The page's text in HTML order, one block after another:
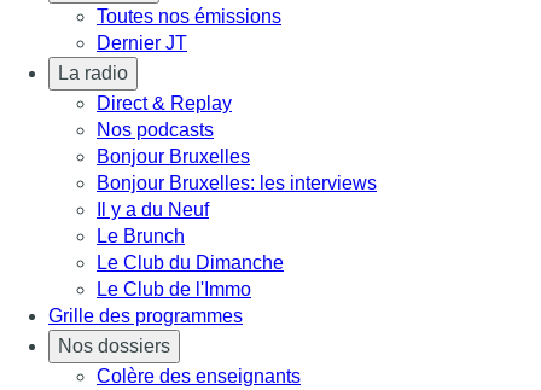
Toutes nos émissions
Dernier JT
La radio
Direct & Replay
Nos podcasts
Bonjour Bruxelles
Bonjour Bruxelles: les interviews
Il y a du Neuf
Le Brunch
Le Club du Dimanche
Le Club de l'Immo
Grille des programmes
Nos dossiers
Colère des enseignants